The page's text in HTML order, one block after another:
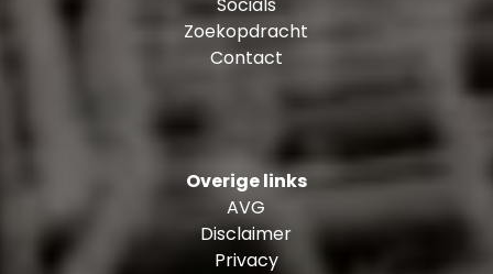
Zoekopdracht
Contact
Overige links
AVG
Disclaimer
Privacy